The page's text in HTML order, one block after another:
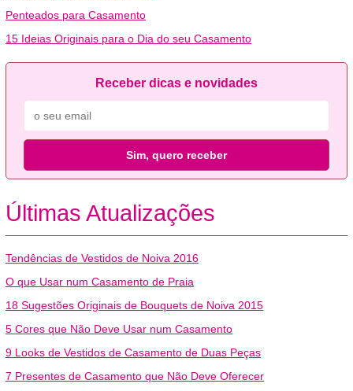
Penteados para Casamento
15 Ideias Originais para o Dia do seu Casamento
Receber dicas e novidades
Sim, quero receber
Últimas Atualizações
Tendências de Vestidos de Noiva 2016
O que Usar num Casamento de Praia
18 Sugestões Originais de Bouquets de Noiva 2015
5 Cores que Não Deve Usar num Casamento
9 Looks de Vestidos de Casamento de Duas Peças
7 Presentes de Casamento que Não Deve Oferecer